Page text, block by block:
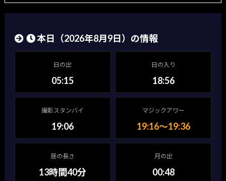
本日（2026年8月9日）の情報
日の出
05:15
日の入り
18:56
撮影スタンバイ
19:06
マジックアワー
19:16〜19:36
昼の長さ
13時間40分
月の出
00:48